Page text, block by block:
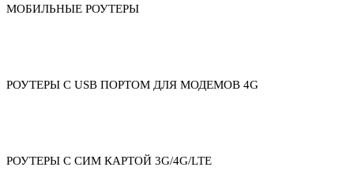
МОБИЛЬНЫЕ РОУТЕРЫ
РОУТЕРЫ С USB ПОРТОМ ДЛЯ МОДЕМОВ 4G
РОУТЕРЫ С СИМ КАРТОЙ 3G/4G/LTE